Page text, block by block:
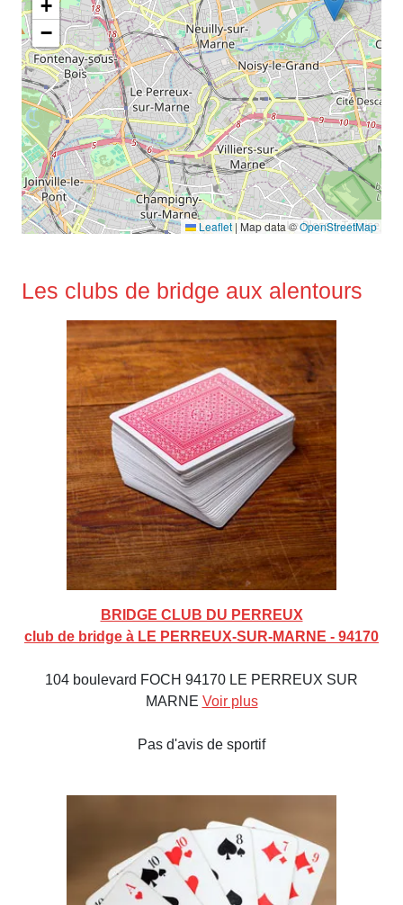
+
−
Leaflet | Map data ©OpenStreetMap
Les clubs de bridge aux alentours
BRIDGE CLUB DU PERREUX
club de bridge à LE PERREUX-SUR-MARNE - 94170
104 boulevard FOCH 94170 LE PERREUX SUR
MARNE Voir plus
Pas d'avis de sportif